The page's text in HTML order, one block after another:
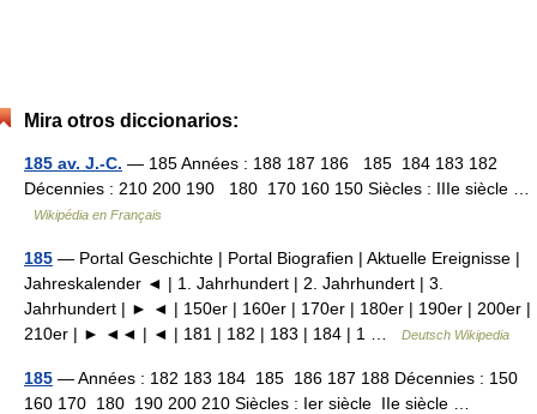
Mira otros diccionarios:
185 av. J.-C. — 185 Années : 188 187 186 185 184 183 182
Décennies : 210 200 190 180 170 160 150 Siècles : IIIe siècle …
Wikipédia en Français
185 — Portal Geschichte | Portal Biografien | Aktuelle Ereignisse |
Jahreskalender ◄ | 1. Jahrhundert | 2. Jahrhundert | 3.
Jahrhundert | ► ◄ | 150er | 160er | 170er | 180er | 190er | 200er |
210er | ► ◄◄ | ◄ | 181 | 182 | 183 | 184 | 1 …
Deutsch Wikipedia
185 — Années : 182 183 184 185 186 187 188 Décennies : 150
160 170 180 190 200 210 Siècles : Ier siècle IIe siècle …